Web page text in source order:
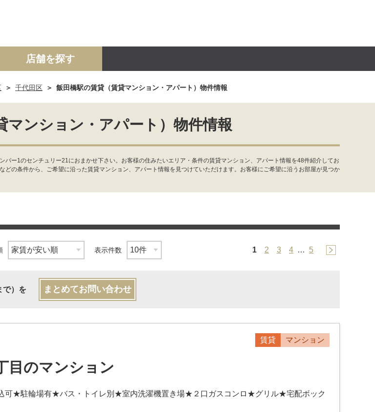
ョン 土地 事業投資用
店舗を探す
千代田区 飯田橋駅の賃貸（賃貸マンション・アパート）物件情報
マンション・アパート）物件情報
ー1のセンチュリー21におまかせ下さい。お客様の住みたいエリア・条件の賃貸マンション、アパート情報を48件紹介してお
の条件から、ご希望に沿った賃貸マンション、アパート情報を見つけていただけます。お客様にご希望に沿うお部屋が見つか
表示件数 1 2 3 4 … 5
で）を まとめてお問い合わせ
賃貸 マンション
目のマンション
可★駐輪場有★バス・トイレ別★室内洗濯機置き場★２口ガスコンロ★グリル★宅配ボック